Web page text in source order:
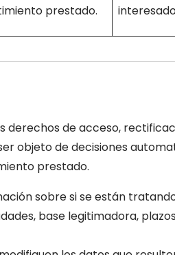
prestado.
derechos de acceso,
objeto de decisiones
prestado.
sobre si se están
base legitimadora,